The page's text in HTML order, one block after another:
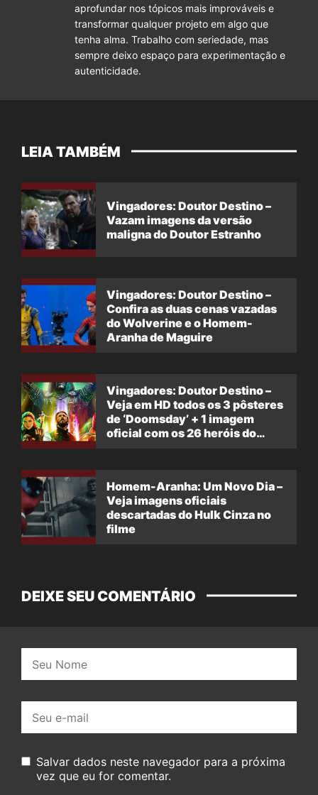
aprofundar nos tópicos mais improváveis e
transformar qualquer projeto em algo que
tenha alma. Trabalho com seriedade, mas
sempre deixo espaço para experimentação e
autenticidade.
LEIA TAMBÉM
Vingadores: Doutor Destino –
Vazam imagens da versão
maligna do Doutor Estranho
Vingadores: Doutor Destino –
Confira as duas cenas vazadas
do Wolverine e o Homem-
Aranha de Maguire
Vingadores: Doutor Destino –
Veja em HD todos os 3 pôsteres
de ‘Doomsday’ + 1 imagem
oficial com os 26 heróis do
Homem-Aranha: Um Novo Dia –
Veja imagens oficiais
descartadas do Hulk Cinza no
filme
DEIXE SEU COMENTÁRIO
mail:
Salvar dados neste navegador para a próxima
vez que eu for comentar.